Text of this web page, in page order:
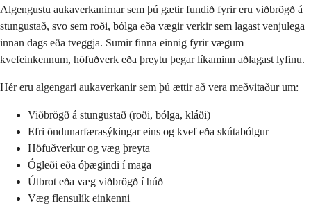
Algengustu aukaverkanirnar sem þú gætir fundið fyrir eru viðbrögð á
stungustað, svo sem roði, bólga eða vægir verkir sem lagast venjulega
innan dags eða tveggja. Sumir finna einnig fyrir vægum
kvefeinkennum, höfuðverk eða þreytu þegar líkaminn aðlagast lyfinu.
Hér eru algengari aukaverkanir sem þú ættir að vera meðvitaður um:
Viðbrögð á stungustað (roði, bólga, kláði)
Efri öndunarfærasýkingar eins og kvef eða skútabólgur
Höfuðverkur og væg þreyta
Ógleði eða óþægindi í maga
Útbrot eða væg viðbrögð í húð
Væg flensulík einkenni